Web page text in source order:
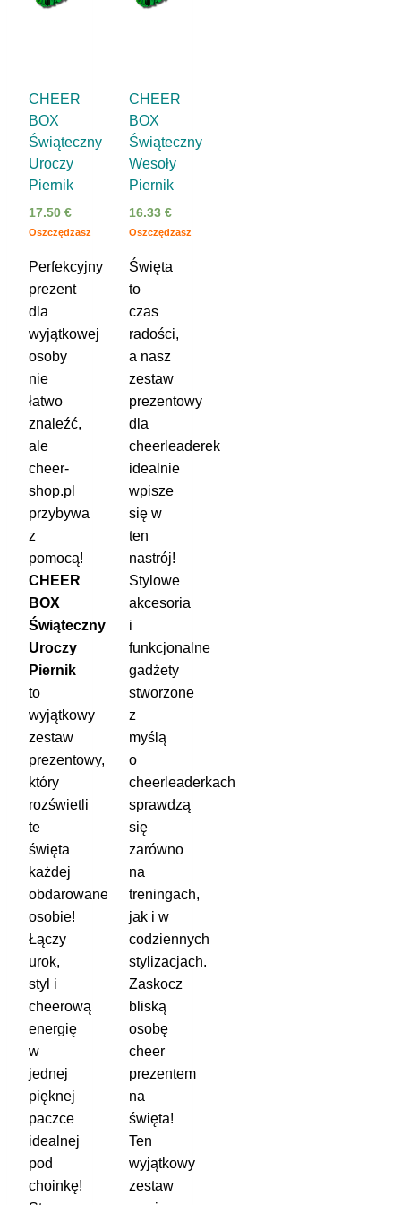
CHEER
BOX
Świąteczny
Uroczy
Piernik
17.50 €
Oszczędzasz
Perfekcyjny
prezent
dla
wyjątkowej
osoby
nie
łatwo
znaleźć,
ale
cheer-
shop.pl
przybywa
z
pomocą!
CHEER
BOX
Świąteczny
Uroczy
Piernik
to
wyjątkowy
zestaw
prezentowy,
który
rozświetli
te
święta
każdej
obdarowanej
osobie!
Łączy
urok,
styl i
cheerową
energię
w
jednej
pięknej
paczce
idealnej
pod
choinkę!
CHEER
BOX
Świąteczny
Wesoły
Piernik
16.33 €
Oszczędzasz
Święta
to
czas
radości,
a nasz
zestaw
prezentowy
dla
cheerleaderek
idealnie
wpisze
się w
ten
nastrój!
Stylowe
akcesoria
i
funkcjonalne
gadżety
stworzone
z
myślą
o
cheerleaderkach
sprawdzą
się
zarówno
na
treningach,
jak i w
codziennych
stylizacjach.
Zaskocz
bliską
osobę
cheer
prezentem
na
święta!
Ten
wyjątkowy
zestaw